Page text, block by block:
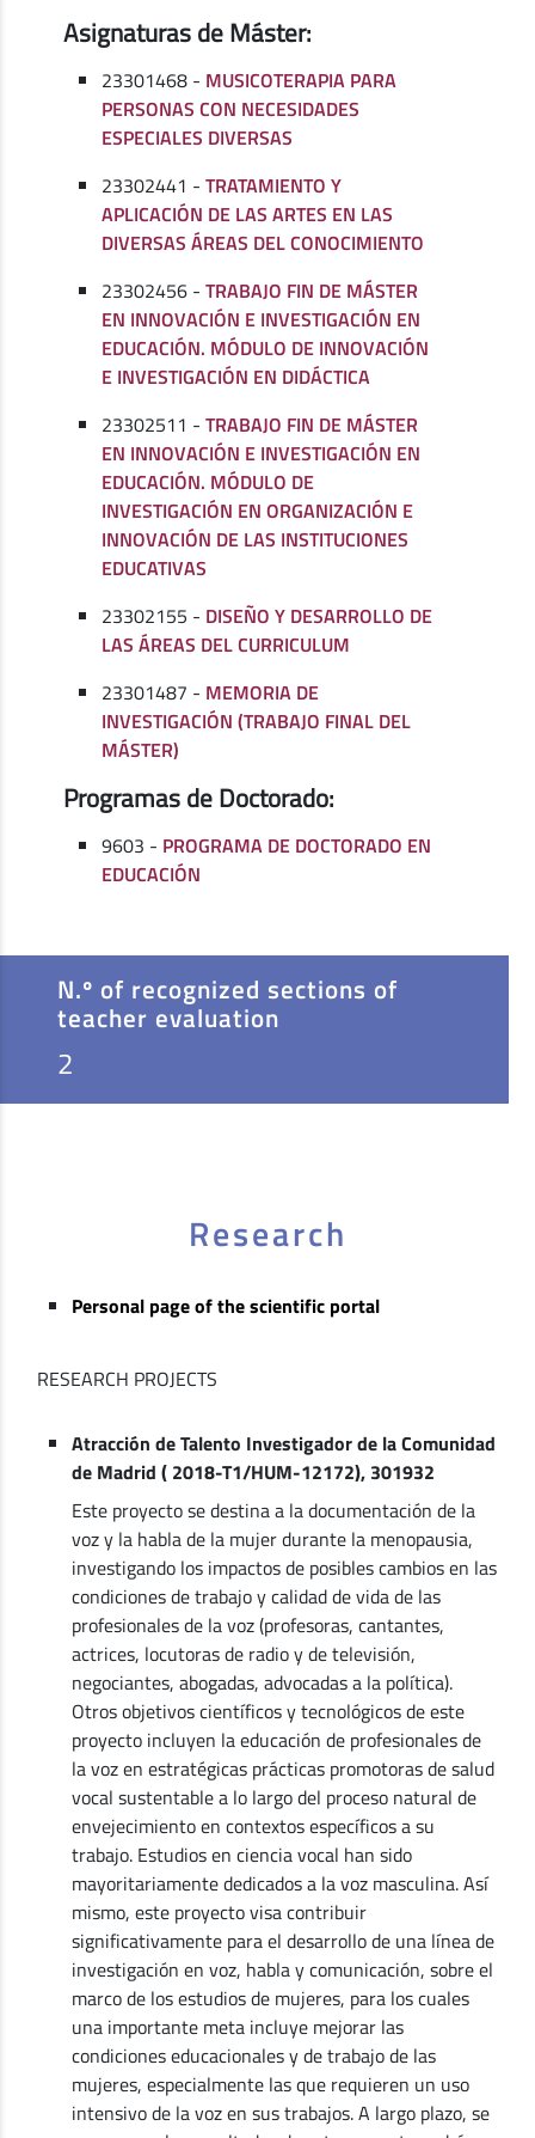
Asignaturas de Máster:
23301468 - MUSICOTERAPIA PARA
PERSONAS CON NECESIDADES
ESPECIALES DIVERSAS
23302441 -TRATAMIENTO Y
APLICACIÓN DE LAS ARTES EN LAS
DIVERSAS ÁREAS DEL CONOCIMIENTO
23302456 -TRABAJO FIN DE MÁSTER
EN INNOVACIÓN E INVESTIGACIÓN EN
EDUCACIÓN. MÓDULO DE INNOVACIÓN
E INVESTIGACIÓN EN DIDÁCTICA
23302511 -TRABAJO FIN DE MÁSTER
EN INNOVACIÓN E INVESTIGACIÓN EN
EDUCACIÓN. MÓDULO DE
INVESTIGACIÓN EN ORGANIZACIÓN E
INNOVACIÓN DE LAS INSTITUCIONES
EDUCATIVAS
23302155 - DISEÑO Y DESARROLLO DE
LAS ÁREAS DEL CURRICULUM
23301487 - MEMORIA DE
INVESTIGACIÓN (TRABAJO FINAL DEL
MÁSTER)
Programas de Doctorado:
9603 - PROGRAMA DE DOCTORADO EN
EDUCACIÓN
N.º of recognized sections of
teacher evaluation
2
Research
Personal page of the scientific portal
RESEARCH PROJECTS
Atracción de Talento Investigador de la Comunidad
de Madrid ( 2018-T1/HUM-12172), 301932
Este proyecto se destina a la documentación de la
voz y la habla de la mujer durante la menopausia,
investigando los impactos de posibles cambios en las
condiciones de trabajo y calidad de vida de las
profesionales de la voz (profesoras, cantantes,
actrices, locutoras de radio y de televisión,
negociantes, abogadas, advocadas a la política).
Otros objetivos científicos y tecnológicos de este
proyecto incluyen la educación de profesionales de
la voz en estratégicas prácticas promotoras de salud
vocal sustentable a lo largo del proceso natural de
envejecimiento en contextos específicos a su
trabajo. Estudios en ciencia vocal han sido
mayoritariamente dedicados a la voz masculina. Así
mismo, este proyecto visa contribuir
significativamente para el desarrollo de una línea de
investigación en voz, habla y comunicación, sobre el
marco de los estudios de mujeres, para los cuales
una importante meta incluye mejorar las
condiciones educacionales y de trabajo de las
mujeres, especialmente las que requieren un uso
intensivo de la voz en sus trabajos. A largo plazo, se